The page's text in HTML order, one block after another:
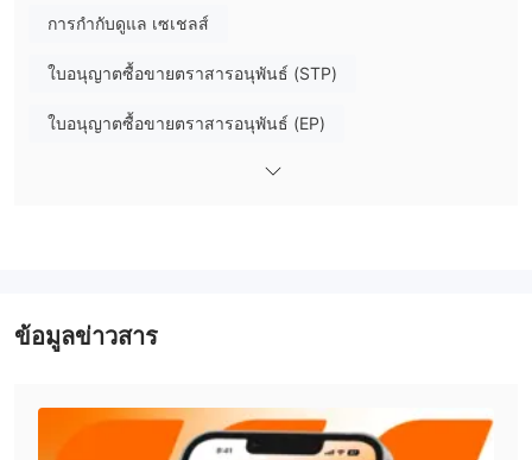
ฉันสามารถเทรดอะไรบน WisunoFX ได้บ้าง?
นักเทรดบน WisunoFX สามารถเทรดสินทรัพย์ที่เป็นที่นิยมได้รวมถึง
สามารถควบคุมตำแหน่งใหญ่กว่าทุนของตนเองที่อนุญาตได้ อย่างไร
การกระจาย
การกระจายแบบลอย ที่เปลี่ยนแปลงตาม ระดับบัญชี
การกำกับดูแล เซเชลส์
ใบอนุญาตซื้อขายตราสารอนุพันธ์ (STP)
ใบอนุญาตซื้อขายตราสารอนุพันธ์ (EP)
ใบอนุญาต MT5 แบบเต็ม
ข้อมูลข่าวสาร